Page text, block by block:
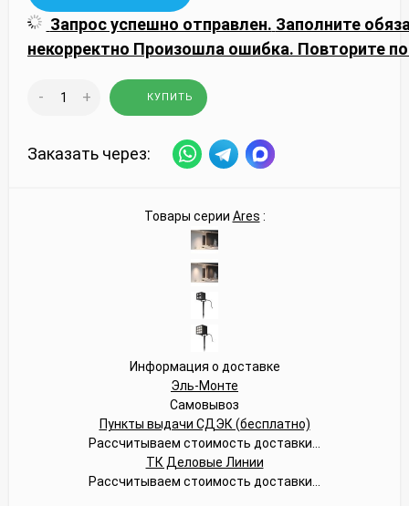
Запрос успешно отправлен. Заполните
некорректно Произошла ошибка. Повторите
- + КУПИТЬ
Заказать через:
Товары серии Ares :
Информация о доставке
Эль-Монте
Самовывоз
Пункты выдачи СДЭК (бесплатно)
Рассчитываем стоимость доставки...
ТК Деловые Линии
Рассчитываем стоимость доставки...